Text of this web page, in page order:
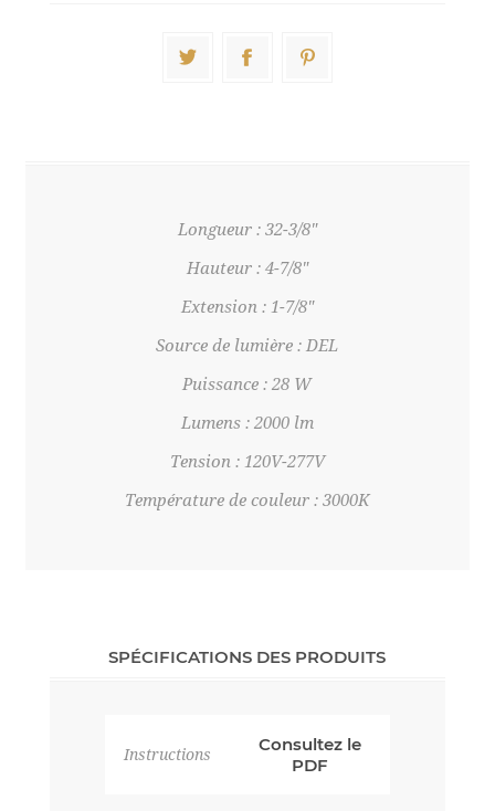
Longueur : 32-3/8"
Hauteur : 4-7/8"
Extension : 1-7/8"
Source de lumière : DEL
Puissance : 28 W
Lumens : 2000 lm
Tension : 120V-277V
Température de couleur : 3000K
SPÉCIFICATIONS DES PRODUITS
Instructions
Consultez le
PDF